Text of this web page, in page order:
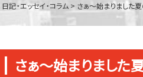
日記・エッセイ・コラム > さぁ～始まりました夏
さぁ～始まりました